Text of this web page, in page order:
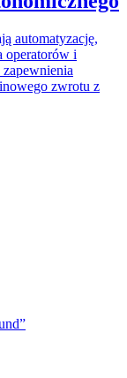
automatyzację,
operatorów i
zwrotu z